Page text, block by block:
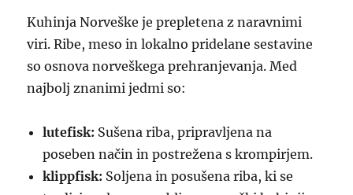
Kuhinja Norveške je prepletena z naravnimi
viri. Ribe, meso in lokalno pridelane sestavine
so osnova norveškega prehranjevanja. Med
najbolj znanimi jedmi so:
lutefisk: Sušena riba, pripravljena na
poseben način in postrežena s krompirjem.
klippfisk: Soljena in posušena riba, ki se